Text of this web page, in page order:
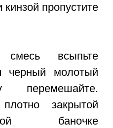
пропустите
всыпьте
черный молотый
перемешайте.
закрытой
баночке